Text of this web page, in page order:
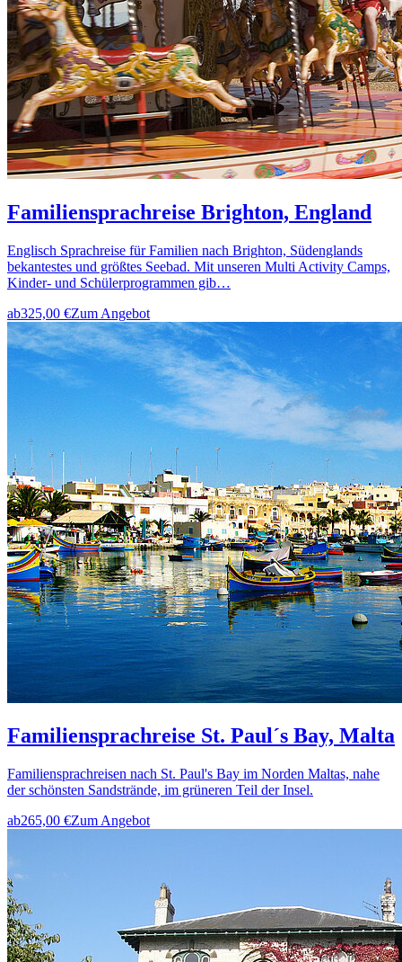
Familiensprachreise Brighton, England
Englisch Sprachreise für Familien nach Brighton, Südenglands
bekantestes und größtes Seebad. Mit unseren Multi Activity Camps,
Kinder- und Schülerprogrammen gib…
ab325,00 €Zum Angebot
Familiensprachreise St. Paul´s Bay, Malta
Familiensprachreisen nach St. Paul's Bay im Norden Maltas, nahe
der schönsten Sandstrände, im grüneren Teil der Insel.
ab265,00 €Zum Angebot